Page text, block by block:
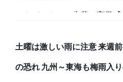
ックパックと、牛革で高級
土曜は激しい雨に注意 来週
の恐れ 九州～東海も梅雨入